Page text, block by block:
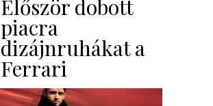
Először dobott
piacra
dizájnruhákat a
Ferrari